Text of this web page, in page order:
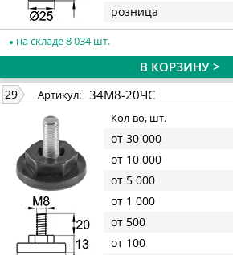
розница
на складе 8 034 шт.
В КОРЗИНУ >
29 Артикул: 34М8-20ЧС
Кол-во, шт.
от 30 000
от 10 000
от 5 000
от 1 000
от 500
от 100